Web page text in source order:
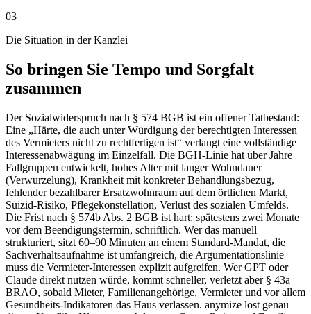
03
Die Situation in der Kanzlei
So bringen Sie Tempo und Sorgfalt
zusammen
Der Sozialwiderspruch nach § 574 BGB ist ein offener Tatbestand:
Eine „Härte, die auch unter Würdigung der berechtigten Interessen
des Vermieters nicht zu rechtfertigen ist“ verlangt eine vollständige
Interessenabwägung im Einzelfall. Die BGH-Linie hat über Jahre
Fallgruppen entwickelt, hohes Alter mit langer Wohndauer
(Verwurzelung), Krankheit mit konkreter Behandlungsbezug,
fehlender bezahlbarer Ersatzwohnraum auf dem örtlichen Markt,
Suizid-Risiko, Pflegekonstellation, Verlust des sozialen Umfelds.
Die Frist nach § 574b Abs. 2 BGB ist hart: spätestens zwei Monate
vor dem Beendigungstermin, schriftlich. Wer das manuell
strukturiert, sitzt 60–90 Minuten an einem Standard-Mandat, die
Sachverhaltsaufnahme ist umfangreich, die Argumentationslinie
muss die Vermieter-Interessen explizit aufgreifen. Wer GPT oder
Claude direkt nutzen würde, kommt schneller, verletzt aber § 43a
BRAO, sobald Mieter, Familienangehörige, Vermieter und vor allem
Gesundheits-Indikatoren das Haus verlassen. anymize löst genau